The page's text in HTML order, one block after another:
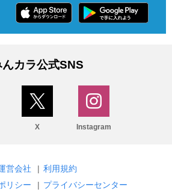
んカラ公式SNS
X Instagram
営会社 | 利用規約
リシー
| プライバシーセンター